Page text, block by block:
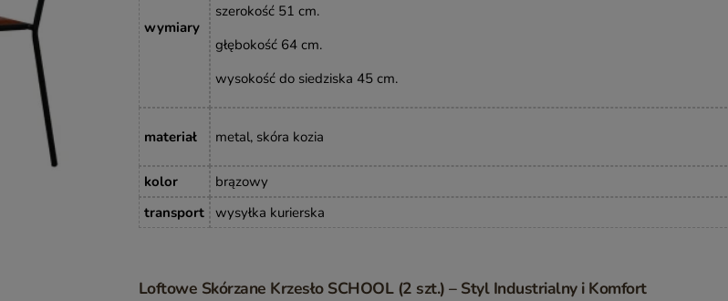
wymiary
szerokość 51 cm.
głębokość64 cm.
wysokość do siedziska 45 cm.
materiał metal, skóra kozia
kolor
brązowy
transport
wysyłka kurierska
Loftowe Skórzane Krzesło SCHOOL (2 szt.) – Styl Industrialny i Komfort